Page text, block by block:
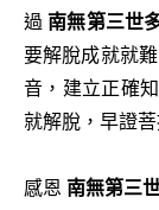
過 南無第三世
要解脫成就就
音，建立正確
就解脫，早證菩
感恩 南無第三